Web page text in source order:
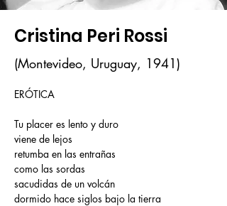
Cristina Peri Rossi
(Montevideo, Uruguay, 1941)
ERÓTICA
Tu placer es lento y duro
viene de lejos
retumba en las entrañas
como las sordas
sacudidas de un volcán
dormido hace siglos bajo la tierra